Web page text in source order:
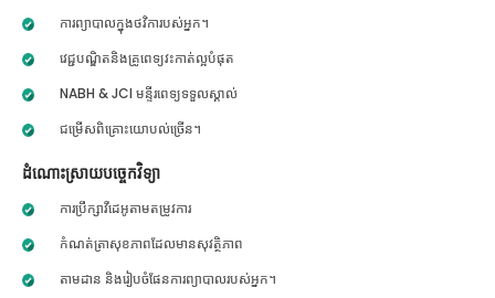
ការព្យាបាលក្នុងថវិការបស់អ្នក។
វេជ្ជបណ្ឌិតនិងគ្រូពេទ្យវះកាត់ល្អបំផុត
NABH & JCI មន្ទីរពេទ្យទទួលស្គាល់
ជម្រើសពិគ្រោះយោបល់ច្រើន។
ដំណោះស្រាយបច្ចេកវិទ្យា
ការប្រឹក្សាវីដេអូតាមតម្រូវការ
កំណត់ត្រាសុខភាពដែលមានសុវត្ថិភាព
តាមដាន និងរៀបចំផែនការព្យាបាលរបស់អ្នក។